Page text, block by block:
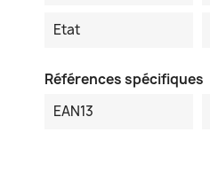
Etat
Références spécifiques
EAN13